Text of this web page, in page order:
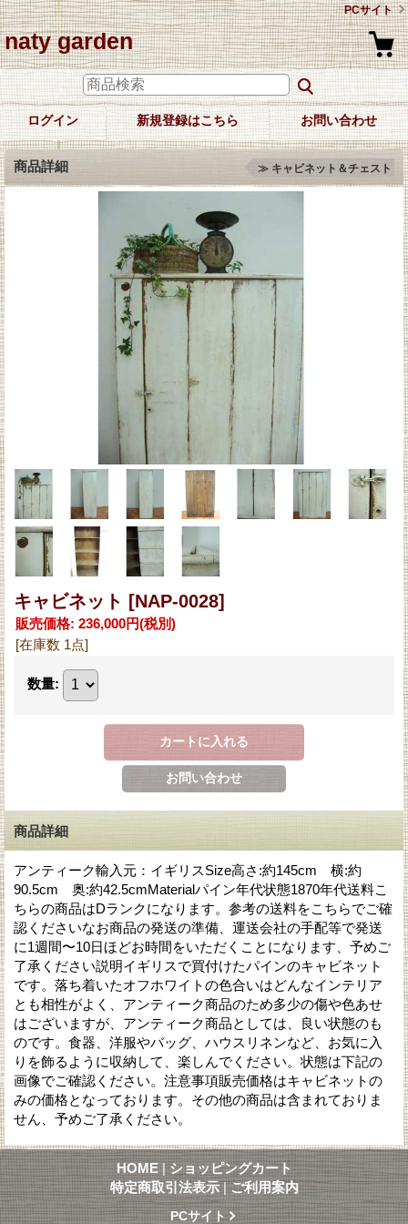
PCサイト
naty garden
ログイン 新規登録はこちら お問い合わせ
商品詳細 ≫ キャビネット＆チェスト
キャビネット [NAP-0028]
販売価格: 236,000円(税別)
[在庫数 1点]
数量:
商品詳細
アンティーク輸入元：イギリスSize高さ:約145cm 横:約
90.5cm 奥:約42.5cmMaterialパイン年代状態1870年代送料こ
ちらの商品はDランクになります。参考の送料をこちらでご確
認くださいなお商品の発送の準備、運送会社の手配等で発送
に1週間〜10日ほどお時間をいただくことになります、予めご
了承ください説明イギリスで買付けたパインのキャビネット
です。落ち着いたオフホワイトの色合いはどんなインテリア
とも相性がよく、アンティーク商品のため多少の傷や色あせ
はございますが、アンティーク商品としては、良い状態のも
のです。食器、洋服やバッグ、ハウスリネンなど、お気に入
りを飾るように収納して、楽しんでください。状態は下記の
画像でご確認ください。注意事項販売価格はキャビネットの
みの価格となっております。その他の商品は含まれておりま
せん、予めご了承ください。
HOME | ショッピングカート
特定商取引法表示 | ご利用案内
PCサイト